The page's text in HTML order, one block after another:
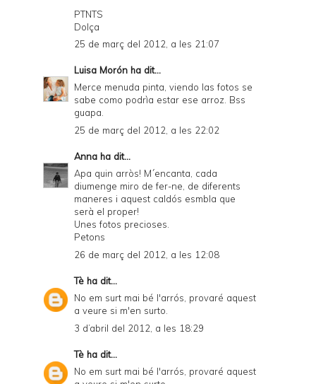
PTNTS
Dolça
25 de març del 2012, a les 21:07
Luisa Morón ha dit...
Merce menuda pinta, viendo las fotos se
sabe como podrìa estar ese arroz. Bss
guapa.
25 de març del 2012, a les 22:02
Anna ha dit...
Apa quin arròs! M´encanta, cada
diumenge miro de fer-ne, de diferents
maneres i aquest caldós esmbla que
serà el proper!
Unes fotos precioses.
Petons
26 de març del 2012, a les 12:08
Tè ha dit...
No em surt mai bé l'arrós, provaré aquest
a veure si m'en surto.
3 d’abril del 2012, a les 18:29
Tè ha dit...
No em surt mai bé l'arrós, provaré aquest